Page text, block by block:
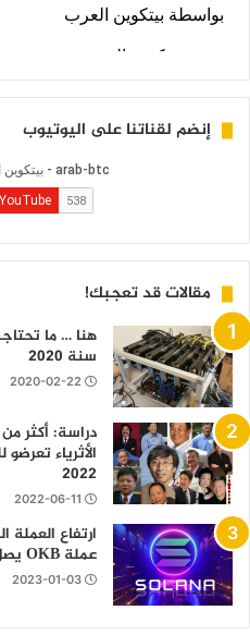
إنضم لقناتنا على اليوتيوب
مقالات قد تعجبك!
هنا … ما
سنة 2020
2020-02-22
دراسة: أكثر
الأثرياء
2022
2022-06-11
عملة OKB يصل لأعلى مستوى
2023-01-03